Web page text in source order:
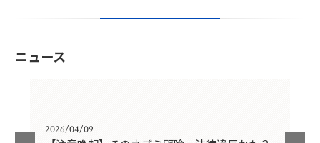
ニュース
2026/04/09